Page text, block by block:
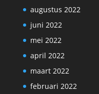
augustus 2022
juni 2022
mei 2022
april 2022
maart 2022
februari 2022